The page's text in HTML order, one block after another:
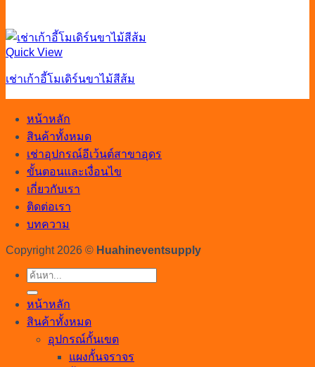
Quick View
เช่าเก้าอี้โมเดิร์นขาไม้สีส้ม
หน้าหลัก
สินค้าทั้งหมด
เช่าอุปกรณ์อีเว้นต์สาขาอุดร
ขั้นตอนและเงื่อนไข
เกี่ยวกับเรา
ติดต่อเรา
บทความ
Copyright 2026 © Huahineventsupply
ค้นหา:
หน้าหลัก
สินค้าทั้งหมด
อุปกรณ์กั้นเขต
แผงกั้นจราจร